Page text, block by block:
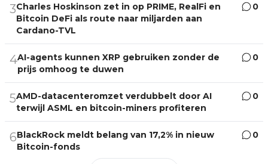
3Charles Hoskinson zet in op PRIME, RealFi en
Bitcoin DeFi als route naar miljarden aan
Cardano-TVL
0
4AI-agents kunnen XRP gebruiken zonder de
prijs omhoog te duwen
0
5AMD-datacenteromzet verdubbelt door AI
terwijl ASML en bitcoin-miners profiteren
0
6BlackRock meldt belang van 17,2% in nieuw
Bitcoin-fonds
0